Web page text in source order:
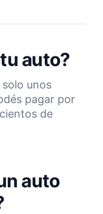
auto?
unos
pagar por
de
auto